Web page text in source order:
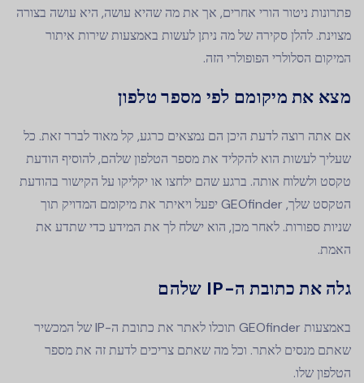
פתרונות ניטור הורי אחרים, אך את מה שהיא עושה, היא עושה בצורה
מצוינת. להלן סקירה של מה ניתן לעשות באמצעות שירות איתור
המיקום הסלולרי הפופולרי הזה.
מצא את מיקומם לפי מספר טלפון
אם אתה רוצה לדעת היכן הם נמצאים כרגע, קל מאוד לברר זאת. כל
שעליך לעשות הוא להקליד את מספר הטלפון שלהם, להוסיף הודעת
טקסט ולשלוח אותה. ברגע שהם ילחצו או יקליקו על הקישור בהודעת
הטקסט שלך, GEOfinder יפעל ויאיתר את מיקומם המדויק תוך
שניות ספורות. לאחר מכן, הוא ישלח לך את המידע כדי שתדע את
האמת.
גלה את כתובת ה-IP שלהם
באמצעות GEOfinder תוכלו לאתר את כתובת ה-IP של המכשיר
שאתם מנסים לאתר. וכל מה שאתם צריכים לדעת זה את מספר
הטלפון שלו.